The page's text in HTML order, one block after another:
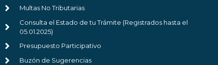
Multas No Tributarias
Consulta el Estado de tu Trámite (Registrados hasta el
05.01.2025)
Presupuesto Participativo
Buzón de Sugerencias